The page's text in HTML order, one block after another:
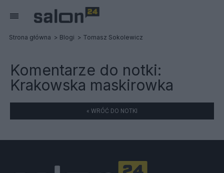
Strona główna Blogi Tomasz Sokolewicz
Komentarze do notki:
Krakowska maskirowka
« WRÓĆ DO NOTKI